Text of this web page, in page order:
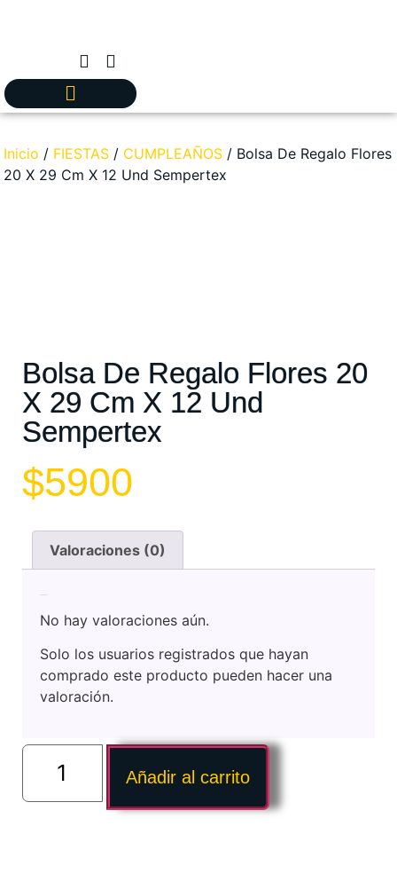
Inicio / FIESTAS / CUMPLEAÑOS / Bolsa De Regalo Flores
20 X 29 Cm X 12 Und Sempertex
Bolsa De Regalo Flores 20
X 29 Cm X 12 Und
Sempertex
$5900
Valoraciones (0)
No hay valoraciones aún.
Solo los usuarios registrados que hayan
comprado este producto pueden hacer una
valoración.
Añadir al carrito